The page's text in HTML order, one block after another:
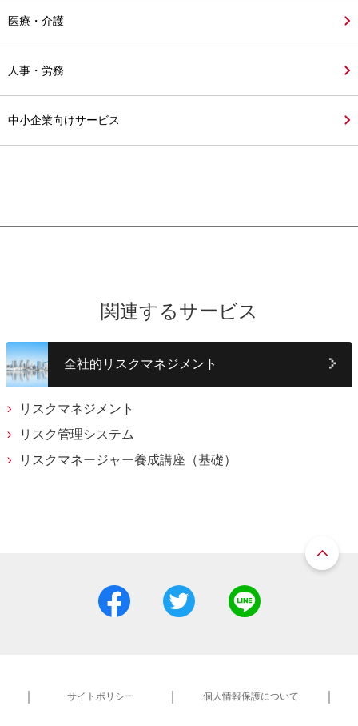
医療・介護
人事・労務
中小企業向けサービス
関連するサービス
全社的リスクマネジメント
リスクマネジメント
リスク管理システム
リスクマネージャー養成講座（基礎）
サイトポリシー 個人情報保護について